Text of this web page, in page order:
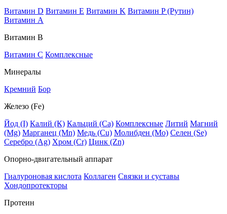
Витамин D Витамин E Витамин K Витамин P (Рутин)
Витамин А
Витамин В
Витамин C Комплексные
Минералы
Кремний Бор
Железо (Fe)
Йод (I) Калий (К) Кальций (Са) Комплексные Литий Магний
(Mg) Марганец (Mn) Медь (Сu) Молибден (Мо) Селен (Se)
Серебро (Ag) Хром (Cr) Цинк (Zn)
Опорно-двигательный аппарат
Гиалуроновая кислота Коллаген Связки и суставы
Хондопротекторы
Протеин